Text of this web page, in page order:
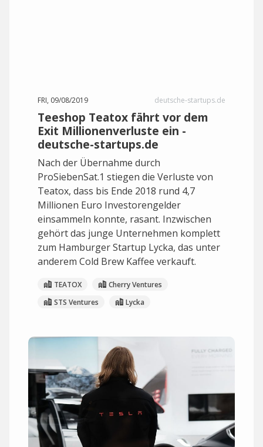
FRI, 09/08/2019 deutsche-startups.de
Teeshop Teatox fährt vor dem
Exit Millionenverluste ein -
deutsche-startups.de
Nach der Übernahme durch
ProSiebenSat.1 stiegen die Verluste von
Teatox, dass bis Ende 2018 rund 4,7
Millionen Euro Investorengelder
einsammeln konnte, rasant. Inzwischen
gehört das junge Unternehmen komplett
zum Hamburger Startup Lycka, das unter
anderem Cold Brew Kaffee verkauft.
TEATOX
Cherry Ventures
STS Ventures
Lycka